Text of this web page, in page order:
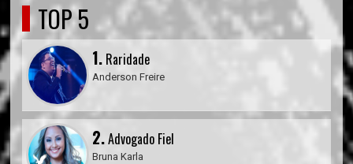
TOP 5
1. Raridade
Anderson Freire
2.Advogado Fiel
Bruna Karla